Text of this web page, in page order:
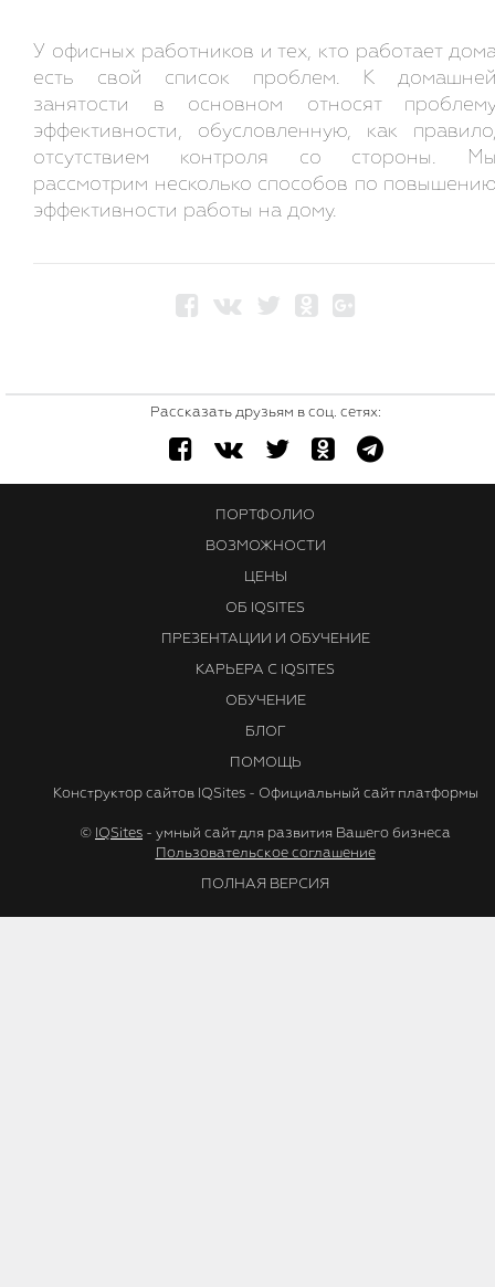
У офисных работников и тех, кто работает
есть свой список проблем. К
занятости в основном относят
эффективности, обусловленную, как
отсутствием контроля со стороны.
рассмотрим несколько способов по
эффективности работы на дому.
Рассказать друзьям в соц. сетях:
ПОРТФОЛИО
ВОЗМОЖНОСТИ
ЦЕНЫ
ОБ IQSITES
ПРЕЗЕНТАЦИИ И ОБУЧЕНИЕ
КАРЬЕРА С IQSITES
ОБУЧЕНИЕ
БЛОГ
ПОМОЩЬ
Конструктор сайтов IQSites - Официальный сайт платформы
© IQSites - умный сайт для развития Вашего бизнеса
Пользовательское соглашение
ПОЛНАЯ ВЕРСИЯ